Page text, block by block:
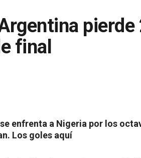
pierde
final
enfrenta a Nigeria por los
Los goles aquí